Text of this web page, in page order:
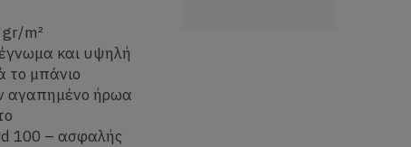
m²
και υψηλή
το μπάνιο
αγαπημένο ήρωα
100 – ασφαλής